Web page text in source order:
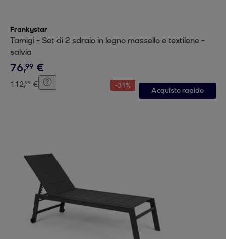
Frankystar
Tamigi - Set di 2 sdraio in legno massello e textilene -
salvia
76,99 €
112,99 € -31%
Acquisto rapido